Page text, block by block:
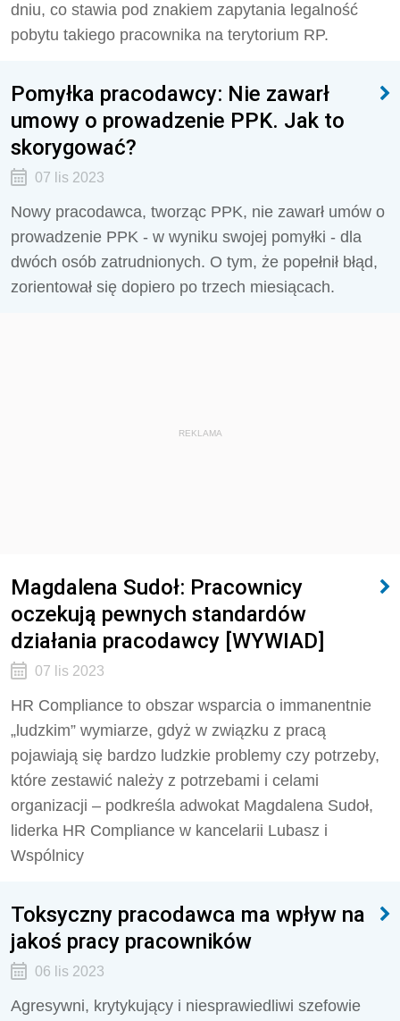
dniu, co stawia pod znakiem zapytania legalność
pobytu takiego pracownika na terytorium RP.
Pomyłka pracodawcy: Nie zawarł
umowy o prowadzenie PPK. Jak to
skorygować?
07 lis 2023
Nowy pracodawca, tworząc PPK, nie zawarł umów o
prowadzenie PPK - w wyniku swojej pomyłki - dla
dwóch osób zatrudnionych. O tym, że popełnił błąd,
zorientował się dopiero po trzech miesiącach.
REKLAMA
Magdalena Sudoł: Pracownicy
oczekują pewnych standardów
działania pracodawcy [WYWIAD]
07 lis 2023
HR Compliance to obszar wsparcia o immanentnie
„ludzkim” wymiarze, gdyż w związku z pracą
pojawiają się bardzo ludzkie problemy czy potrzeby,
które zestawić należy z potrzebami i celami
organizacji – podkreśla adwokat Magdalena Sudoł,
liderka HR Compliance w kancelarii Lubasz i
Wspólnicy
Toksyczny pracodawca ma wpływ na
jakoś pracy pracowników
06 lis 2023
Agresywni, krytykujący i niesprawiedliwi szefowie